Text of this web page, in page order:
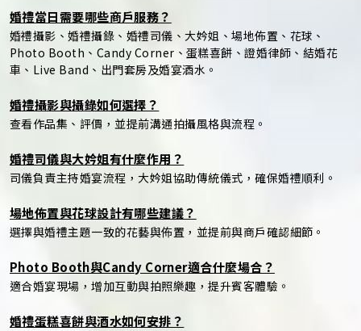
婚禮當日需要哪些商戶服務？
婚禮攝影、婚禮攝錄、婚禮司儀、大妗姐、場地佈置、花球、
Photo Booth、Candy Corner、蛋糕喜餅、證婚律師、結婚花
車、Live Band、出門套房及婚宴酒水。
婚禮攝影與攝錄如何選擇？
查看作品集、評價，並提前溝通拍攝風格與流程。
婚禮司儀與大妗姐有什麼作用？
司儀負責主持婚宴流程，大妗姐協助傳統儀式，確保婚禮順利。
場地佈置與花球設計有哪些建議？
選擇與婚禮主題一致的花藝與佈置，並提前與商戶確認細節。
Photo Booth與Candy Corner適合什麼場合？
適合婚宴現場，增加互動與拍照樂趣，提升賓客體驗。
婚禮蛋糕喜餅與酒水如何安排？